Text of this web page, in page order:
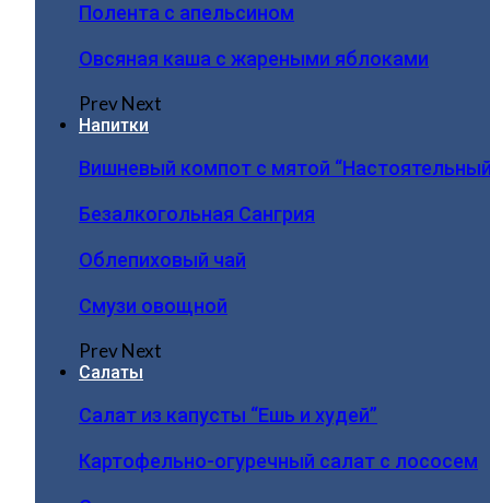
Полента с апельсином
Овсяная каша с жареными яблоками
PrevNext
Напитки
Вишневый компот с мятой
Безалкогольная Сангрия
Облепиховый чай
Смузи овощной
PrevNext
Салаты
Салат из капусты “Ешь и худей”
Картофельно-огуречный салат с лососем